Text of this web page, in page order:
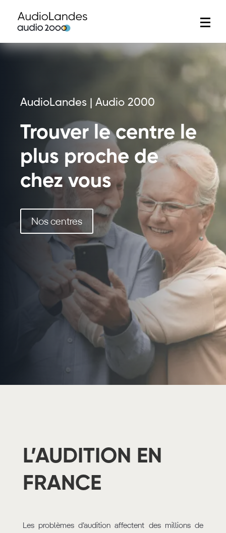
AudioLandes | Audio 2000
Trouver le centre le
plus proche de
chez vous
Nos centres
L’AUDITION EN
FRANCE
Les problèmes d’audition affectent des millions de